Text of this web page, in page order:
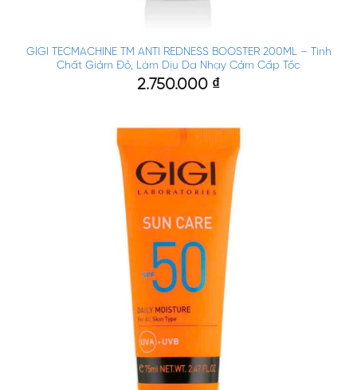
GIGI TECMACHINE TM ANTI REDNESS BOOSTER 200ML – Tinh
Chất Giảm Đỏ, Làm Dịu Da Nhạy Cảm Cấp Tốc
2.750.000 ₫